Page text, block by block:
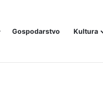
Gospodarstvo Kultura
ostalim zarobljenicima logora u